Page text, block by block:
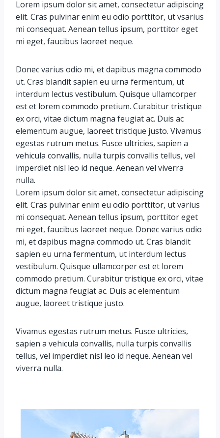
Lorem ipsum dolor sit amet, consectetur adipiscing
elit. Cras pulvinar enim eu odio porttitor, ut vsarius
mi consequat. Aenean tellus ipsum, porttitor eget
mi eget, faucibus laoreet neque.
Donec varius odio mi, et dapibus magna commodo
ut. Cras blandit sapien eu urna fermentum, ut
interdum lectus vestibulum. Quisque ullamcorper
est et lorem commodo pretium. Curabitur tristique
ex orci, vitae dictum magna feugiat ac. Duis ac
elementum augue, laoreet tristique justo. Vivamus
egestas rutrum metus. Fusce ultricies, sapien a
vehicula convallis, nulla turpis convallis tellus, vel
imperdiet nisl leo id neque. Aenean vel viverra
nulla.
Lorem ipsum dolor sit amet, consectetur adipiscing
elit. Cras pulvinar enim eu odio porttitor, ut varius
mi consequat. Aenean tellus ipsum, porttitor eget
mi eget, faucibus laoreet neque. Donec varius odio
mi, et dapibus magna commodo ut. Cras blandit
sapien eu urna fermentum, ut interdum lectus
vestibulum. Quisque ullamcorper est et lorem
commodo pretium. Curabitur tristique ex orci, vitae
dictum magna feugiat ac. Duis ac elementum
augue, laoreet tristique justo.
Vivamus egestas rutrum metus. Fusce ultricies,
sapien a vehicula convallis, nulla turpis convallis
tellus, vel imperdiet nisl leo id neque. Aenean vel
viverra nulla.